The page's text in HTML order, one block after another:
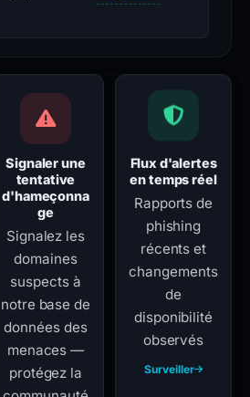
Signaler une
tentative
d'hameçonna
ge
Signalez les
domaines
suspects à
notre base de
données des
menaces —
protégez la
Flux d'alertes
en temps réel
Rapports de
phishing
récents et
changements
de
disponibilité
observés
Surveiller